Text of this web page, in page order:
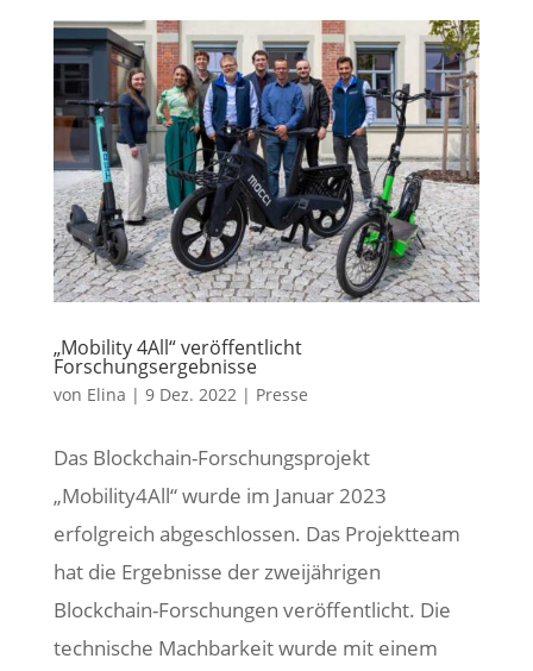
„Mobility 4All“ veröffentlicht
Forschungsergebnisse
von Elina | 9 Dez. 2022| Presse
Das Blockchain-Forschungsprojekt
„Mobility4All“ wurde im Januar 2023
erfolgreich abgeschlossen. Das Projektteam
hat die Ergebnisse der zweijährigen
Blockchain-Forschungen veröffentlicht. Die
technische Machbarkeit wurde mit einem